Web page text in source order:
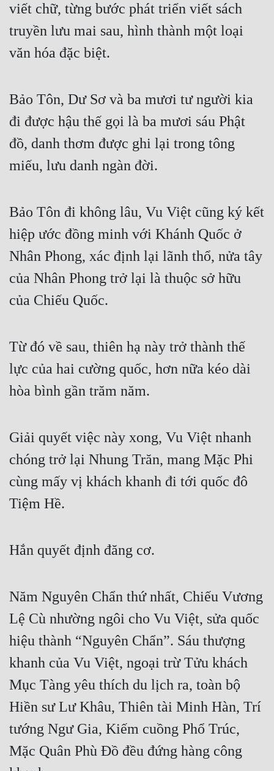
viết chữ, từng bước phát triển viết sách
truyền lưu mai sau, hình thành một loại
văn hóa đặc biệt.
Bảo Tôn, Dư Sơ và ba mươi tư người kia
đi được hậu thế gọi là ba mươi sáu Phật
đồ, danh thơm được ghi lại trong tông
miếu, lưu danh ngàn đời.
Bảo Tôn đi không lâu, Vu Việt cũng ký kết
hiệp ước đồng minh với Khánh Quốc ở
Nhân Phong, xác định lại lãnh thổ, nửa tây
của Nhân Phong trở lại là thuộc sở hữu
của Chiếu Quốc.
Từ đó về sau, thiên hạ này trở thành thế
lực của hai cường quốc, hơn nữa kéo dài
hòa bình gần trăm năm.
Giải quyết việc này xong, Vu Việt nhanh
chóng trở lại Nhung Trăn, mang Mặc Phi
cùng mấy vị khách khanh đi tới quốc đô
Tiệm Hề.
Hắn quyết định đăng cơ.
Năm Nguyên Chẩn thứ nhất, Chiếu Vương
Lệ Cù nhường ngôi cho Vu Việt, sửa quốc
hiệu thành “Nguyên Chẩn”. Sáu thượng
khanh của Vu Việt, ngoại trừ Tửu khách
Mục Tàng yêu thích du lịch ra, toàn bộ
Hiền sư Lư Khâu, Thiên tài Minh Hàn, Trí
tướng Ngư Gia, Kiếm cuồng Phổ Trúc,
Mặc Quân Phù Đồ đều đứng hàng công